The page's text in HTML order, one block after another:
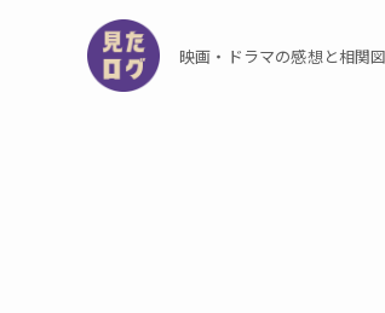
映画・ドラマの感想と相関図